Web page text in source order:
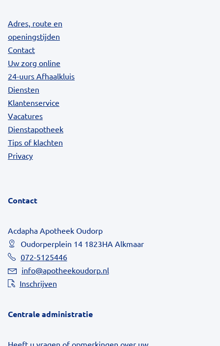
Adres, route en
openingstijden
Contact
Uw zorg online
24-uurs Afhaalkluis
Diensten
Klantenservice
Vacatures
Dienstapotheek
Tips of klachten
Privacy
Contact
Acdapha Apotheek Oudorp
Oudorperplein 14 1823HA Alkmaar
072-5125446
info@apotheekoudorp.nl
Inschrijven
Centrale administratie
Heeft u vragen of opmerkingen over uw